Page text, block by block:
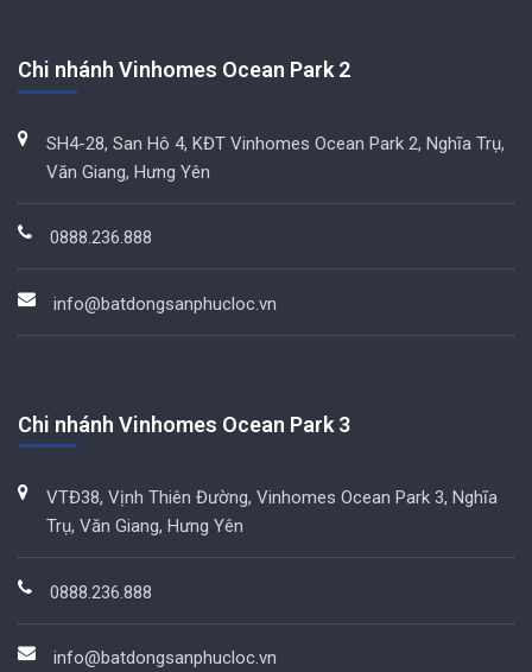
Chi nhánh Vinhomes Ocean Park 2
SH4-28, San Hô 4, KĐT Vinhomes Ocean Park 2, Nghĩa Trụ,
Văn Giang, Hưng Yên
0888.236.888
info@batdongsanphucloc.vn
Chi nhánh Vinhomes Ocean Park 3
VTĐ38, Vịnh Thiên Đường, Vinhomes Ocean Park 3, Nghĩa
Trụ, Văn Giang, Hưng Yên
0888.236.888
info@batdongsanphucloc.vn